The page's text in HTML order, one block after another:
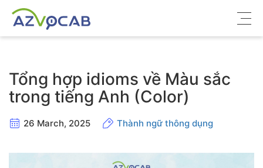
Từ vựng ôn thi
Tổng hợp idioms về Màu sắc
trong tiếng Anh (Color)
26 March, 2025 Thành ngữ thông dụng